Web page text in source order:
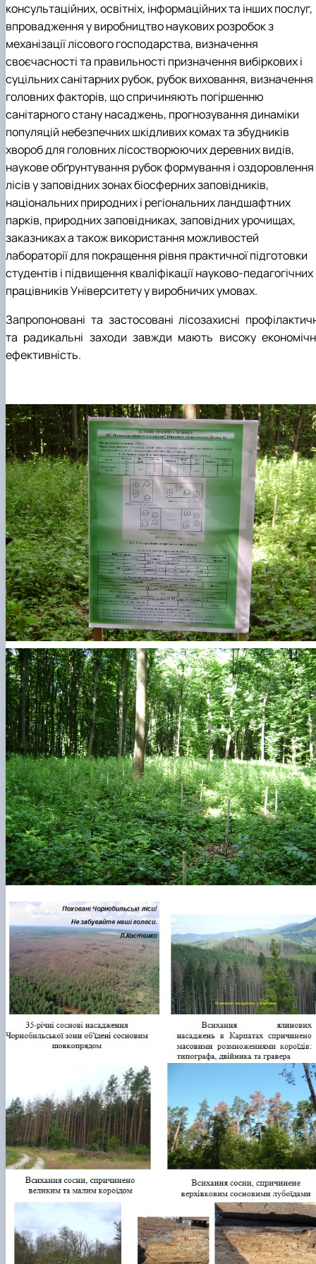
Пожежна ситуація в Україні за даними ЗМІ
Проєкти
Прес-релізи
Виступи в ЗМІ
Контакти
консультаційних, освітніх, інформаційних та інших послуг,
впровадження у виробництво наукових розробок з
механізації лісового господарства, визначення
своєчасності та правильності призначення вибіркових і
суцільних санітарних рубок, рубок виховання, визначення
головних факторів, що спричиняють погіршенню
санітарного стану насаджень, прогнозування динаміки
популяцій небезпечних шкідливих комах та збудників
хвороб для головних лісостворюючих деревних видів,
наукове обґрунтування рубок формування і оздоровлення
лісів у заповідних зонах біосферних заповідників,
національних природних і регіональних ландшафтних
парків, природних заповідниках, заповідних урочищах,
заказниках а також використання можливостей
лабораторії для покращення рівня практичної підготовки
студентів і підвищення кваліфікації науково-педагогічних
працівників Університету у виробничих умовах.
Запропоновані та застосовані лісозахисні
та радикальні заходи завжди мають високу
ефективність.